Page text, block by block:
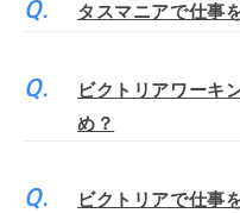
タスマニアで仕事
ビクトリアワーキ
め？
ビクトリアで仕事